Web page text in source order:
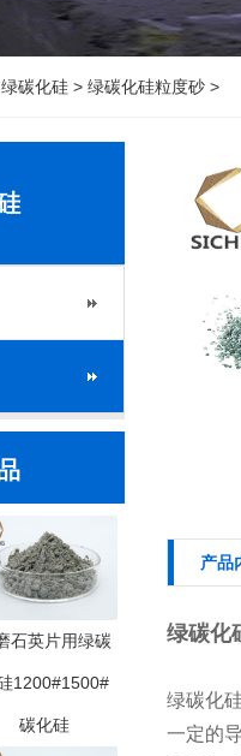
绿碳化硅 > 绿碳化硅粒度砂 >
石英片用绿碳
1200#1500#
碳化硅
产品
绿碳化
绿碳化
一定的